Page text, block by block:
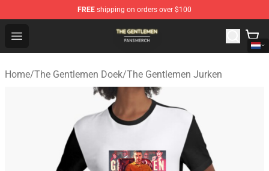
FREE shipping on orders over $100
Open menu
The Gentlemen Shop - Official The Gentlemen
Home/The Gentlemen Doek/The Gentlemen Jurken